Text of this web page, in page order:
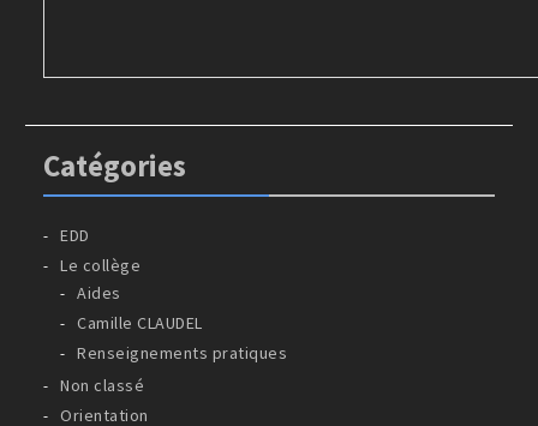
Catégories
EDD
Le collège
Aides
Camille CLAUDEL
Renseignements pratiques
Non classé
Orientation